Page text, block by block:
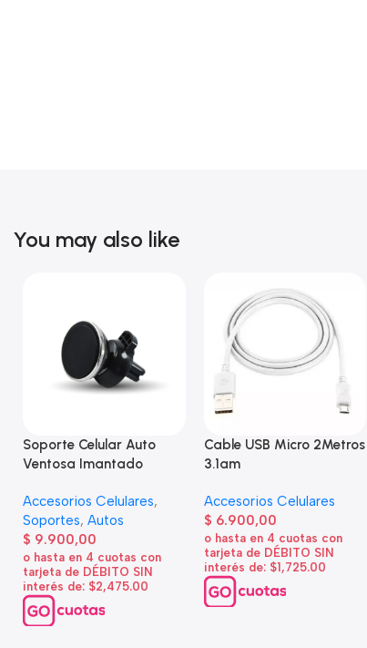
You may also like
Soporte Celular Auto
Ventosa Imantado
Accesorios Celulares,
Soportes, Autos
$ 9.900,00
o hasta en 4 cuotas con
tarjeta de DÉBITO SIN
interés de: $2,475.00
Cable USB Micro 2Metros
3.1am
Accesorios Celulares
$ 6.900,00
o hasta en 4 cuotas con
tarjeta de DÉBITO SIN
interés de: $1,725.00